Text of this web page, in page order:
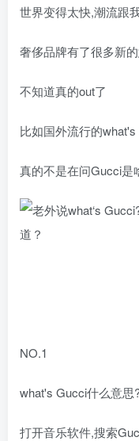
世界变得太快,潮流跟
奢侈品牌有了很多新
不知道真的out了
比如国外流行的
真的不是在问Gucci是
NO.1
what's Gucci什么意思
打开音乐软件,搜索